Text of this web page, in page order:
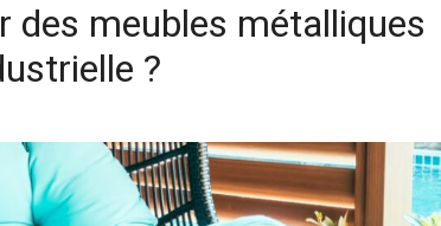
des meubles métalliques
?